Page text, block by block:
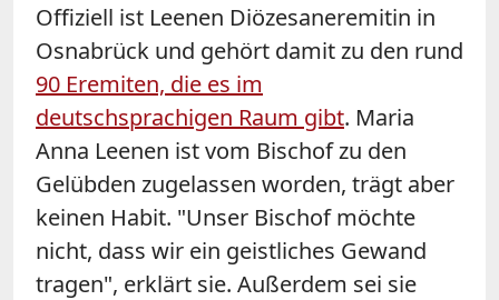
Offiziell ist Leenen Diözesaneremitin in
Osnabrück und gehört damit zu den rund
90 Eremiten, die es im
deutschsprachigen Raum gibt. Maria
Anna Leenen ist vom Bischof zu den
Gelübden zugelassen worden, trägt aber
keinen Habit. "Unser Bischof möchte
nicht, dass wir ein geistliches Gewand
tragen", erklärt sie. Außerdem sei sie